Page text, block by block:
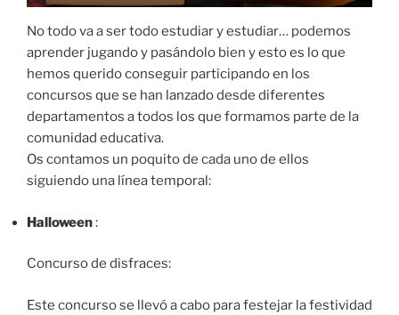
No todo va a ser todo estudiar y estudiar… podemos
aprender jugando y pasándolo bien y esto es lo que
hemos querido conseguir participando en los
concursos que se han lanzado desde diferentes
departamentos a todos los que formamos parte de la
comunidad educativa.
Os contamos un poquito de cada uno de ellos
siguiendo una línea temporal:
Halloween:
Concurso de disfraces:
Este concurso se llevó a cabo para festejar la festividad